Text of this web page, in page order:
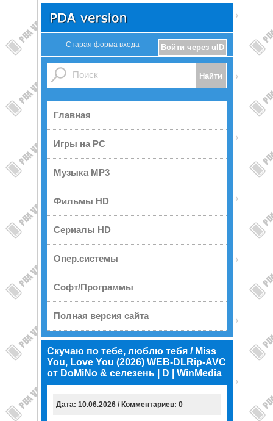
Войти через uID
Старая форма входа
Главная
Игры на PC
Музыка MP3
Фильмы HD
Сериалы HD
Опер.системы
Софт/Программы
Полная версия сайта
Скучаю по тебе, люблю тебя / Miss
You, Love You (2026) WEB-DLRip-AVC
от DoMiNo & селезень | D | WinMedia
Дата: 10.06.2026 / Комментариев: 0